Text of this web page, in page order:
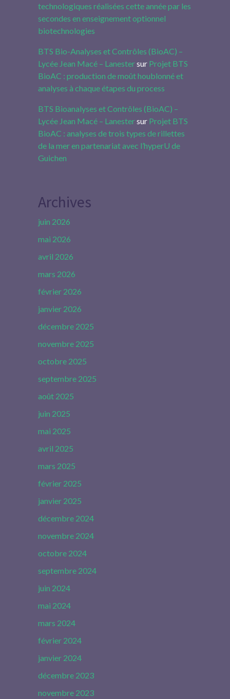
technologiques réalisées cette année par les
secondes en enseignement optionnel
biotechnologies
BTS Bio-Analyses et Contrôles (BioAC) –
Lycée Jean Macé – Lanestersur Projet BTS
BioAC : production de moût houblonné et
analyses à chaque étapes du process
BTS Bioanalyses et Contrôles (BioAC) –
Lycée Jean Macé – Lanestersur Projet BTS
BioAC : analyses de trois types de rillettes
de la mer en partenariat avec l’hyperU de
Guichen
Archives
juin 2026
mai 2026
avril 2026
mars 2026
février 2026
janvier 2026
décembre 2025
novembre 2025
octobre 2025
septembre 2025
août 2025
juin 2025
mai 2025
avril 2025
mars 2025
février 2025
janvier 2025
décembre 2024
novembre 2024
octobre 2024
septembre 2024
juin 2024
mai 2024
mars 2024
février 2024
janvier 2024
décembre 2023
novembre 2023